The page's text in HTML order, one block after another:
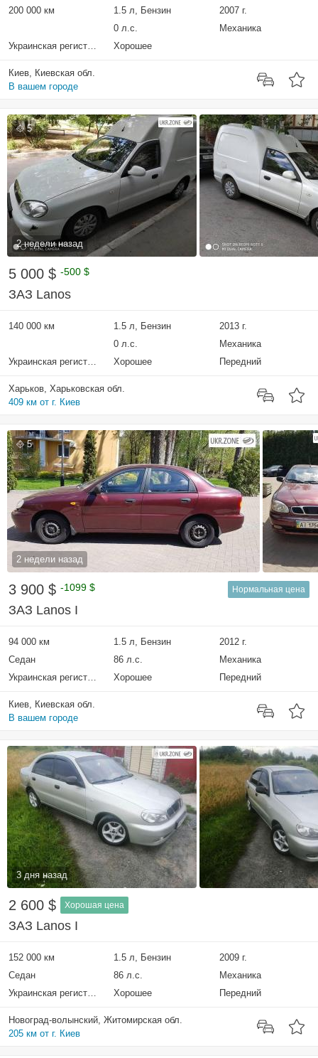
200 000 км 1.5 л, Бензин
2007 г.
0 л.с.
Механика
Украинская регистрация
Хорошее
Киев, Киевская обл.
В вашем городе
5
2 недели назад
5 000 $ -500 $
ЗАЗ Lanos
140 000 км 1.5 л, Бензин
2013 г.
0 л.с.
Механика
Украинская регистрация
Хорошее Передний
Харьков, Харьковская обл.
409 км от г. Киев
5
2 недели назад
3 900 $ -1099 $ Нормальная цена
ЗАЗ Lanos I
94 000 км 1.5 л, Бензин
2012 г.
Седан
86 л.с.
Механика
Украинская регистрация
Хорошее Передний
Киев, Киевская обл.
В вашем городе
3 дня назад
2 600 $ Хорошая цена
ЗАЗ Lanos I
152 000 км 1.5 л, Бензин
2009 г.
Седан
86 л.с.
Механика
Украинская регистрация
Хорошее Передний
Новоград-волынский, Житомирская обл.
205 км от г. Киев